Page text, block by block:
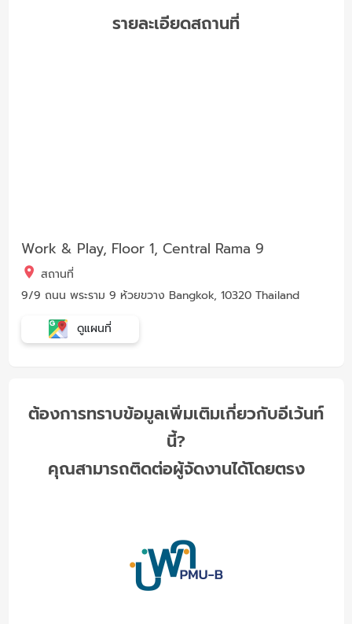
รายละเอียดสถานที่
Work & Play, Floor 1, Central Rama 9
สถานที่
9/9 ถนน พระราม 9 ห้วยขวาง Bangkok, 10320 Thailand
ดูแผนที่
ต้องการทราบข้อมูลเพิ่มเติมเกี่ยวกับอีเว้นท์
นี้?
คุณสามารถติดต่อผู้จัดงานได้โดยตรง